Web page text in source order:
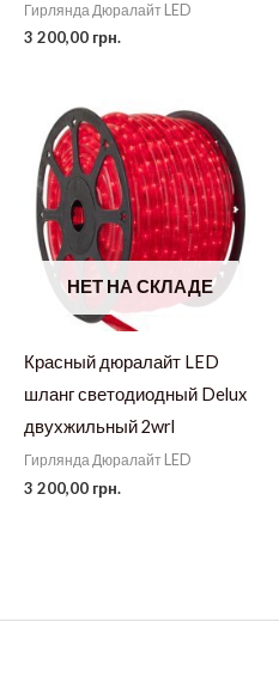
Гирлянда Дюралайт LED
3 200,00 грн.
НЕТ НА СКЛАДЕ
Красный дюралайт LED
шланг светодиодный Delux
двухжильный 2wrl
Гирлянда Дюралайт LED
3 200,00 грн.